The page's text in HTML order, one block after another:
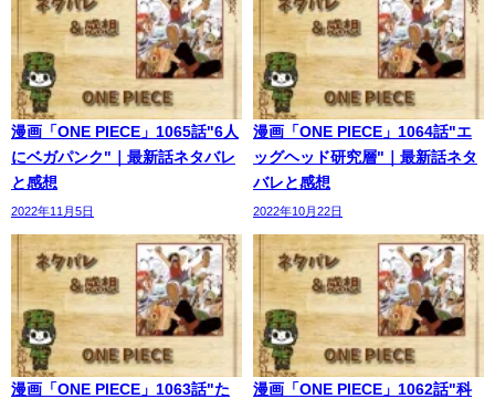
漫画「ONE PIECE」1065話"6人
にベガパンク"｜最新話ネタバレ
と感想
2022年11月5日
漫画「ONE PIECE」1064話"エ
ッグヘッド研究層"｜最新話ネタ
バレと感想
2022年10月22日
漫画「ONE PIECE」1063話"た
漫画「ONE PIECE」1062話"科